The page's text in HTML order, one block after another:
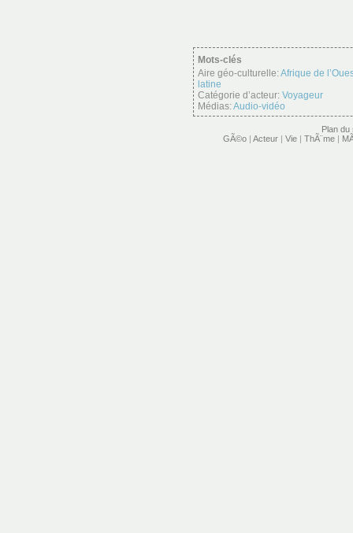
Mots-clés
Aire géo-culturelle:Afrique de
latine
Catégorie d’acteur: Voyageur
Médias:Audio-vidéo
Plan du
GÃ©o | Acteur | Vie | ThÃ¨me |